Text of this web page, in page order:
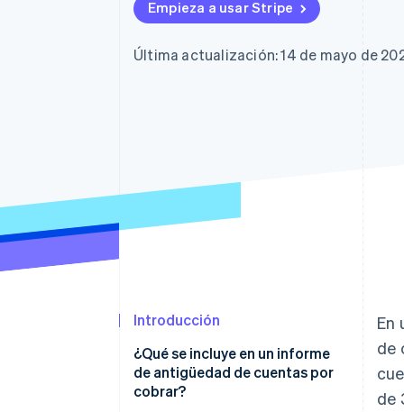
Empieza a usar Stripe
Última actualización: 14 de mayo de
Introducción
¿Qué se incluye en un informe
de antigüedad de cuentas por
cobrar?
En
de
de